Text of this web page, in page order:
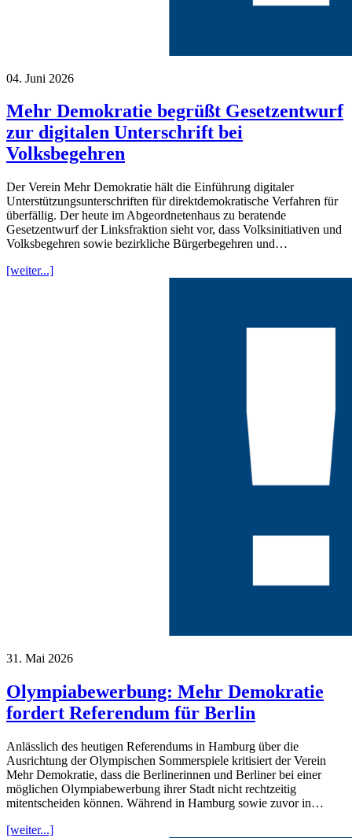
04. Juni 2026
Mehr Demokratie begrüßt Gesetzentwurf
zur digitalen Unterschrift bei
Volksbegehren
Der Verein Mehr Demokratie hält die Einführung digitaler
Unterstützungsunterschriften für direktdemokratische Verfahren für
überfällig. Der heute im Abgeordnetenhaus zu beratende
Gesetzentwurf der Linksfraktion sieht vor, dass Volksinitiativen und
Volksbegehren sowie bezirkliche Bürgerbegehren und…
[weiter...]
31. Mai 2026
Olympiabewerbung: Mehr Demokratie
fordert Referendum für Berlin
Anlässlich des heutigen Referendums in Hamburg über die
Ausrichtung der Olympischen Sommerspiele kritisiert der Verein
Mehr Demokratie, dass die Berlinerinnen und Berliner bei einer
möglichen Olympiabewerbung ihrer Stadt nicht rechtzeitig
mitentscheiden können. Während in Hamburg sowie zuvor in…
[weiter...]